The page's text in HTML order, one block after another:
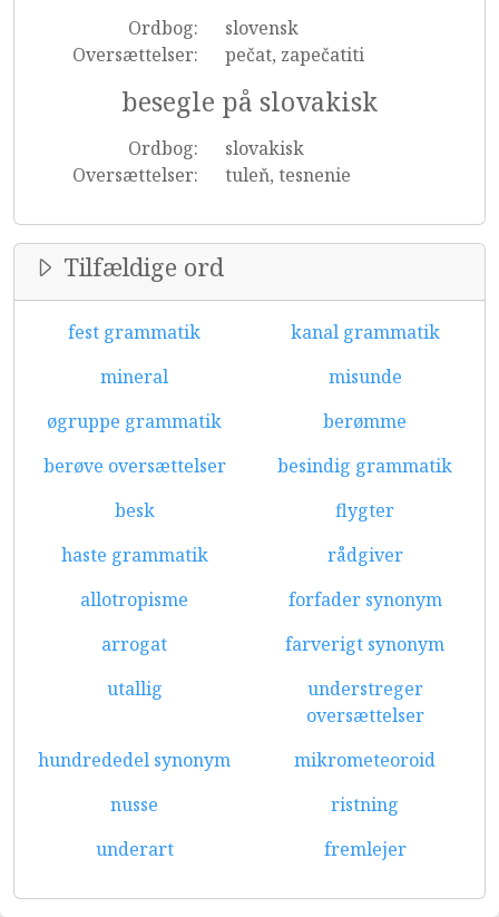
Ordbog:
slovensk
Oversættelser:
pečat, zapečatiti
besegle på slovakisk
Ordbog:
slovakisk
Oversættelser:
tuleň, tesnenie
Tilfældige ord
fest grammatik
kanal grammatik
mineral
misunde
øgruppe grammatik
berømme
berøve oversættelser
besindig grammatik
besk
flygter
haste grammatik
rådgiver
allotropisme
forfader synonym
arrogat
farverigt synonym
utallig
understreger
oversættelser
hundrededel synonym
mikrometeoroid
nusse
ristning
underart
fremlejer